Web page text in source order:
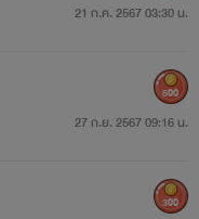
21 ก.ค. 2567 03:30 น.
27 ก.ย. 2567 09:16 น.
500
300